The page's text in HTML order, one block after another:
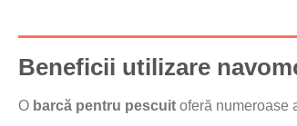
Beneficii utilizare
O barcă pentru pescuit oferă numeroase